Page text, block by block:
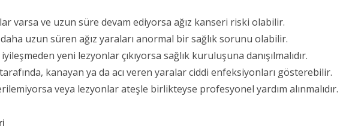
varsa ve uzun süre devam ediyorsa ağız kanseri riski olabilir.
uzun süren ağız yaraları anormal bir sağlık sorunu olabilir.
yeni lezyonlar çıkıyorsa sağlık kuruluşuna danışılmalıdır.
kanayan ya da acı veren yaralar ciddi enfeksiyonları gösterebilir.
veya lezyonlar ateşle birlikteyse profesyonel yardım alınmalıdır.